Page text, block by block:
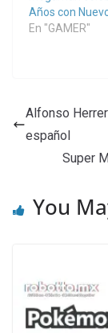
Años con
En "GAMER"
Alfonso
español
Super
You